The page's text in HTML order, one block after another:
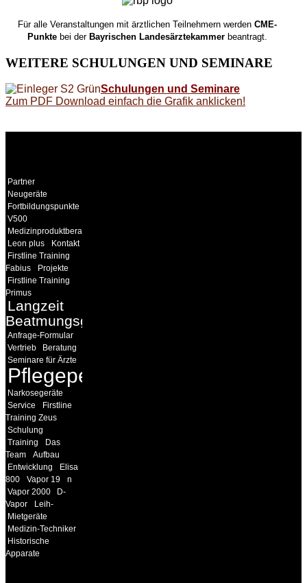
Für alle Veranstaltungen mit ärztlichen Teilnehmern werdenCME-
Punkte bei derBayrischen Landesärztekammer beantragt.
WEITERE SCHULUNGEN UND SEMINARE
Schulungen und Seminare
Zum PDF Download einfach die Grafik anklicken!
Partner
Neugeräte
Fortbildungspunkte
V500
Medizinproduktberater
Leon plus
Kontakt
Firstline Training
Fabius
Projekte
Firstline Training
Primus
Langzeit
Beatmungsgeräte
Anfrage-Formular
Vertrieb
Beratung
Seminare für Ärzte
Pflegepersonal
Narkosegeräte
Service
Firstline
Training Zeus
Schulung
Training
Das
Team
Aufbau
Entwicklung
Elisa
800
Vapor 19
n
Vapor 2000
D-
Vapor
Leih-
Mietgeräte
Medizin-Techniker
Historische
Apparate